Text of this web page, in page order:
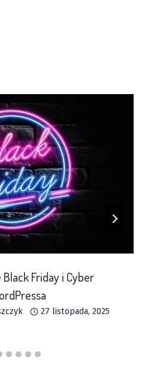
Friday i Cyber
27 listopada, 2025